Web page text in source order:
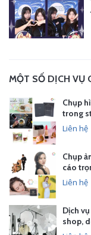
MỘT SỐ DỊCH VỤ
Chụp
trong
Liên hệ
Chụp
cáo
Liên hệ
Dịch
shop,